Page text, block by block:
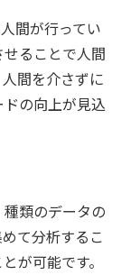
間が行ってい
ることで人間
間を介さずに
の向上が見込
類のデータの
て分析するこ
が可能です。